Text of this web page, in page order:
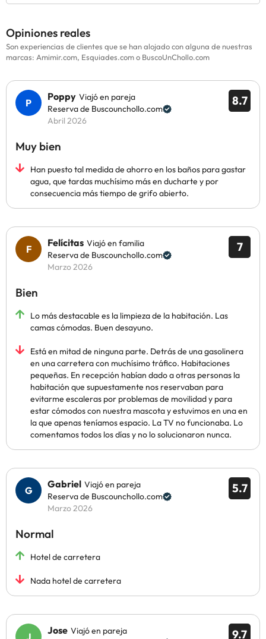
Opiniones reales
Son experiencias de clientes que se han alojado con alguna de nuestras
marcas: Amimir.com, Esquiades.com o BuscoUnChollo.com
8.7
Poppy Viajó en pareja
Reserva de Buscounchollo.com
Abril 2026
Muy bien
Han puesto tal medida de ahorro en los baños para gastar
agua, que tardas muchísimo más en ducharte y por
consecuencia más tiempo de grifo abierto.
7
Felícitas Viajó en familia
Reserva de Buscounchollo.com
Marzo 2026
Bien
Lo más destacable es la limpieza de la habitación. Las
camas cómodas. Buen desayuno.
Está en mitad de ninguna parte. Detrás de una gasolinera
en una carretera con muchísimo tráfico. Habitaciones
pequeñas. En recepción habían dado a otras personas la
habitación que supuestamente nos reservaban para
evitarme escaleras por problemas de movilidad y para
estar cómodos con nuestra mascota y estuvimos en una en
la que apenas teníamos espacio. La TV no funcionaba. Lo
comentamos todos los días y no lo solucionaron nunca.
5.7
Gabriel Viajó en pareja
Reserva de Buscounchollo.com
Marzo 2026
Normal
Hotel de carretera
Nada hotel de carretera
9.7
Jose Viajó en pareja